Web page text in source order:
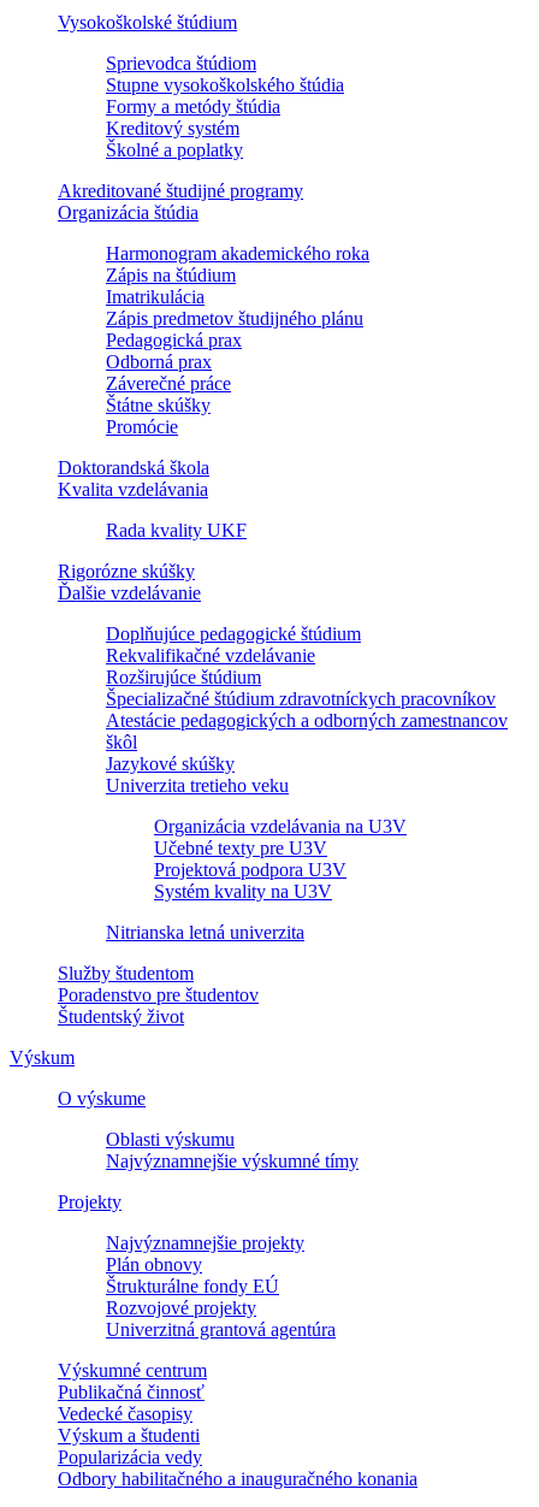
Vysokoškolské štúdium
Sprievodca štúdiom
Stupne vysokoškolského štúdia
Formy a metódy štúdia
Kreditový systém
Školné a poplatky
Akreditované študijné programy
Organizácia štúdia
Harmonogram akademického roka
Zápis na štúdium
Imatrikulácia
Zápis predmetov študijného plánu
Pedagogická prax
Odborná prax
Záverečné práce
Štátne skúšky
Promócie
Doktorandská škola
Kvalita vzdelávania
Rada kvality UKF
Rigorózne skúšky
Ďalšie vzdelávanie
Doplňujúce pedagogické štúdium
Rekvalifikačné vzdelávanie
Rozširujúce štúdium
Špecializačné štúdium zdravotníckych pracovníkov
Atestácie pedagogických a odborných zamestnancov
škôl
Jazykové skúšky
Univerzita tretieho veku
Organizácia vzdelávania na U3V
Učebné texty pre U3V
Projektová podpora U3V
Systém kvality na U3V
Nitrianska letná univerzita
Služby študentom
Poradenstvo pre študentov
Študentský život
Výskum
O výskume
Oblasti výskumu
Najvýznamnejšie výskumné tímy
Projekty
Najvýznamnejšie projekty
Plán obnovy
Štrukturálne fondy EÚ
Rozvojové projekty
Univerzitná grantová agentúra
Výskumné centrum
Publikačná činnosť
Vedecké časopisy
Výskum a študenti
Popularizácia vedy
Odbory habilitačného a inauguračného konania